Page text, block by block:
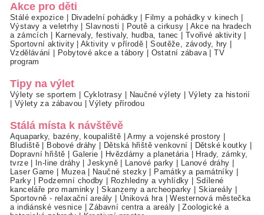
Akce pro děti
Stálé expozice Divadelní pohádky Filmy a pohádky v kinech
Výstavy a veletrhy|Slavnosti Poutě a cirkusy
Akce na hradech
a zámcích
Karnevaly, festivaly, hudba, tanec Tvořivé aktivity
Sportovní aktivity|Aktivity v přírodě |Soutěže, závody, hry
Vzdělávání
Pobytové akce a tábory Ostatní zábava|TV
program
Tipy na výlet
Výlety se sportem Cyklotrasy Naučné výlety
Výlety za historií
Výlety za zábavou |Výlety přírodou
Stálá místa k návštěvě
Aquaparky, bazény, koupaliště |Army a vojenské prostory
Bludiště
Bobové dráhy Dětská hřiště venkovní Dětské koutky
Dopravní hřiště
Galerie Hvězdárny a planetária|
Hrady, zámky,
tvrze| In-line dráhy |Jeskyně| Lanové parky Lanové dráhy
Laser Game
Muzea| Naučné stezky Památky a památníky
Parky| Podzemní chodby Rozhledny a vyhlídky
Sdílené
kanceláře pro maminky |Skanzeny a archeoparky Skiareály
Sportovně - relaxační areály
Úniková hra|Westernová městečka
a indiánské vesnice |Zábavní centra a areály |Zoologické a